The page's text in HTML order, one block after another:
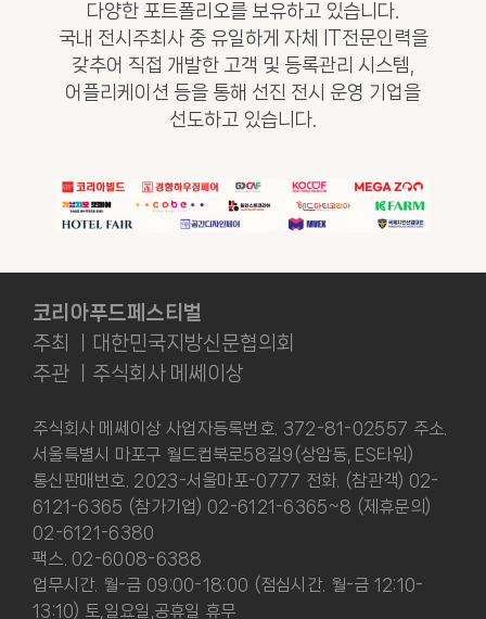
다양한 포트폴리오를 보유하고 있습니다.
국내 전시주최사 중 유일하게 자체 IT전문인력을
갖추어 직접 개발한 고객 및 등록관리 시스템,
어플리케이션 등을 통해 선진 전시 운영 기업을
선도하고 있습니다.
코리아푸드페스티벌
주최 ㅣ대한민국지방신문협의회
주관 ㅣ주식회사 메쎄이상
주식회사 메쎄이상 사업자등록번호. 372-81-02557 주소.
서울특별시 마포구 월드컵북로58길9(상암동, ES타워)
통신판매번호. 2023-서울마포-0777 전화. (참관객) 02-
6121-6365 (참가기업) 02-6121-6365~8 (제휴문의)
02-6121-6380
팩스. 02-6008-6388
업무시간. 월-금 09:00-18:00 (점심시간. 월-금 12:10-
13:10) 토,일요일,공휴일 휴무